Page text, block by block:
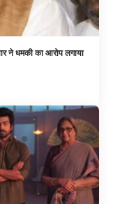
ने धमकी का आरोप लगाया